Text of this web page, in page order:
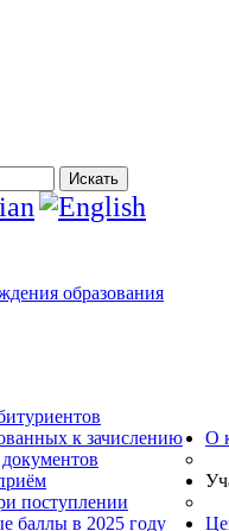
Искать
к зачислению
поступлении
баллы в 2025 году
О